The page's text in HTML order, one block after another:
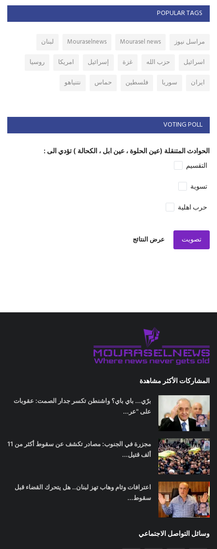
POPULAR TAGS
مراسل نيوز Mourasel news
Mouraselnews
لبنان
اسرائيل
حزب الله غزة إسرائيل امريكا
روسيا
ايران
سوريا فلسطين حماس نتنياهو
VOTING POLL
الحوادث المتنقلة (عين الحلوة ، عين ابل ، الكحالة ) تؤدي الى :
التقسيم
تسوية
حرب اهلية
تصويت عرض النتائج
المشاركات الأكثر مشاهدة
برّي... باي باي؟ واشنطن تكسر جدار الصمت: عقوبات
على "عر...
مجزرة في الجنوب: مصادر تكشف عن سقوط أكثر من 11
ألف قتيل...
اعترافات وئام وهاب تهز لبنان.. هل يتحرك القضاء قبل
سقوط...
وسائل التواصل الاجتماعي